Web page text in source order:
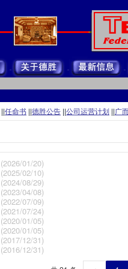
||任命书 ||德胜公告 ||公司运营计划 ||广
(2026/01/20)
(2025/02/10)
(2024/08/29)
(2023/04/08)
(2022/07/09)
(2021/07/24)
(2020/01/05)
(2020/01/05)
(2017/12/31)
(2016/12/31)